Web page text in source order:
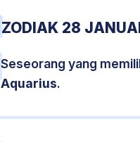
ZODIAK 28
Seseorang yang
Aquarius.